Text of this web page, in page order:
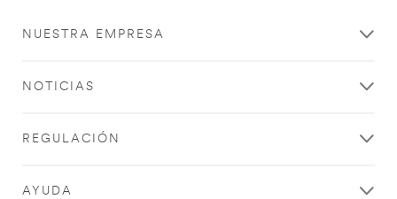
NUESTRA EMPRESA
NOTICIAS
REGULACIÓN
AYUDA